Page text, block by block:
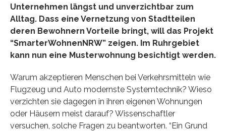
Unternehmen längst und unverzichtbar zum
Alltag. Dass eine Vernetzung von Stadtteilen
deren Bewohnern Vorteile bringt, will das Projekt
“SmarterWohnenNRW” zeigen. Im Ruhrgebiet
kann nun eine Musterwohnung besichtigt werden.
Warum akzeptieren Menschen bei Verkehrsmitteln wie
Flugzeug und Auto modernste Systemtechnik? Wieso
verzichten sie dagegen in ihren eigenen Wohnungen
oder Häusern meist darauf? Wissenschaftler
versuchen, solche Fragen zu beantworten. “Ein Grund